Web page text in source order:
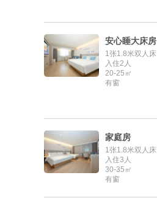
安心睡大床房
1张1.8米双人床
入住2人
20-25㎡
有窗
家庭房
入住3人
30-35㎡
有窗